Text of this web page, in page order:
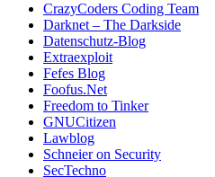
CrazyCoders Coding Team
Darknet – The Darkside
Datenschutz-Blog
Extraexploit
Fefes Blog
Foofus.Net
Freedom to Tinker
GNUCitizen
Lawblog
Schneier on Security
SecTechno